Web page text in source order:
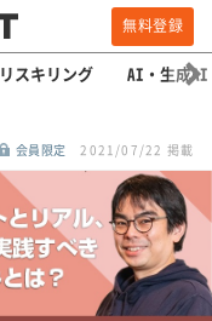
無料登録
リスキリング AI・生成AI
会員限定 2021/07/22 掲載